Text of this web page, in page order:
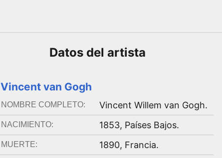
Datos del artista
Vincent van Gogh
NOMBRE COMPLETO: Vincent Willem van Gogh.
NACIMIENTO: 1853, Países Bajos.
MUERTE: 1890, Francia.